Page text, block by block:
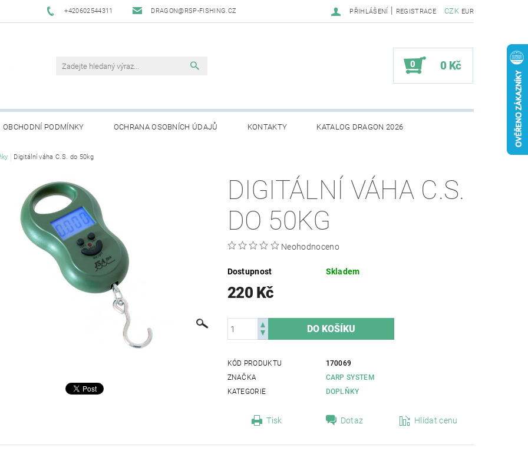
+420602544311 DRAGON@RSP-FISHING.CZ CZK EUR
PŘIHLÁŠENÍ | REGISTRACE
0 0 Kč
OBCHODNÍ PODMÍNKY OCHRANA OSOBNÍCH ÚDAJŮ KONTAKTY KATALOG DRAGON 2026
Digitální váha C.S. do 50kg
DIGITÁLNÍ VÁHA C.S.
DO 50KG
Neohodnoceno
Dostupnost Skladem
220 Kč
KÓD PRODUKTU
170069
ZNAČKA
CARP SYSTEM
KATEGORIE
DOPLŇKY
Tisk Dotaz Hlídat cenu